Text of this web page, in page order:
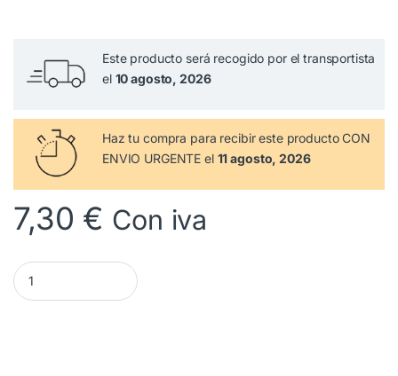
Este producto será recogido por el transportista
el 10 agosto, 2026
Haz tu compra para recibir este producto CON
ENVIO URGENTE el 11 agosto, 2026
7,30 € Con iva
1163 J5 Correa Lavadora FAGOR XZ4T00008 cantidad